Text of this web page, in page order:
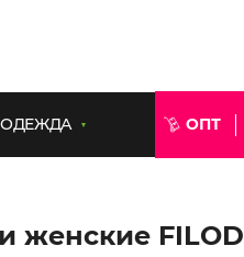
ОДЕЖДА ОПТ
женские